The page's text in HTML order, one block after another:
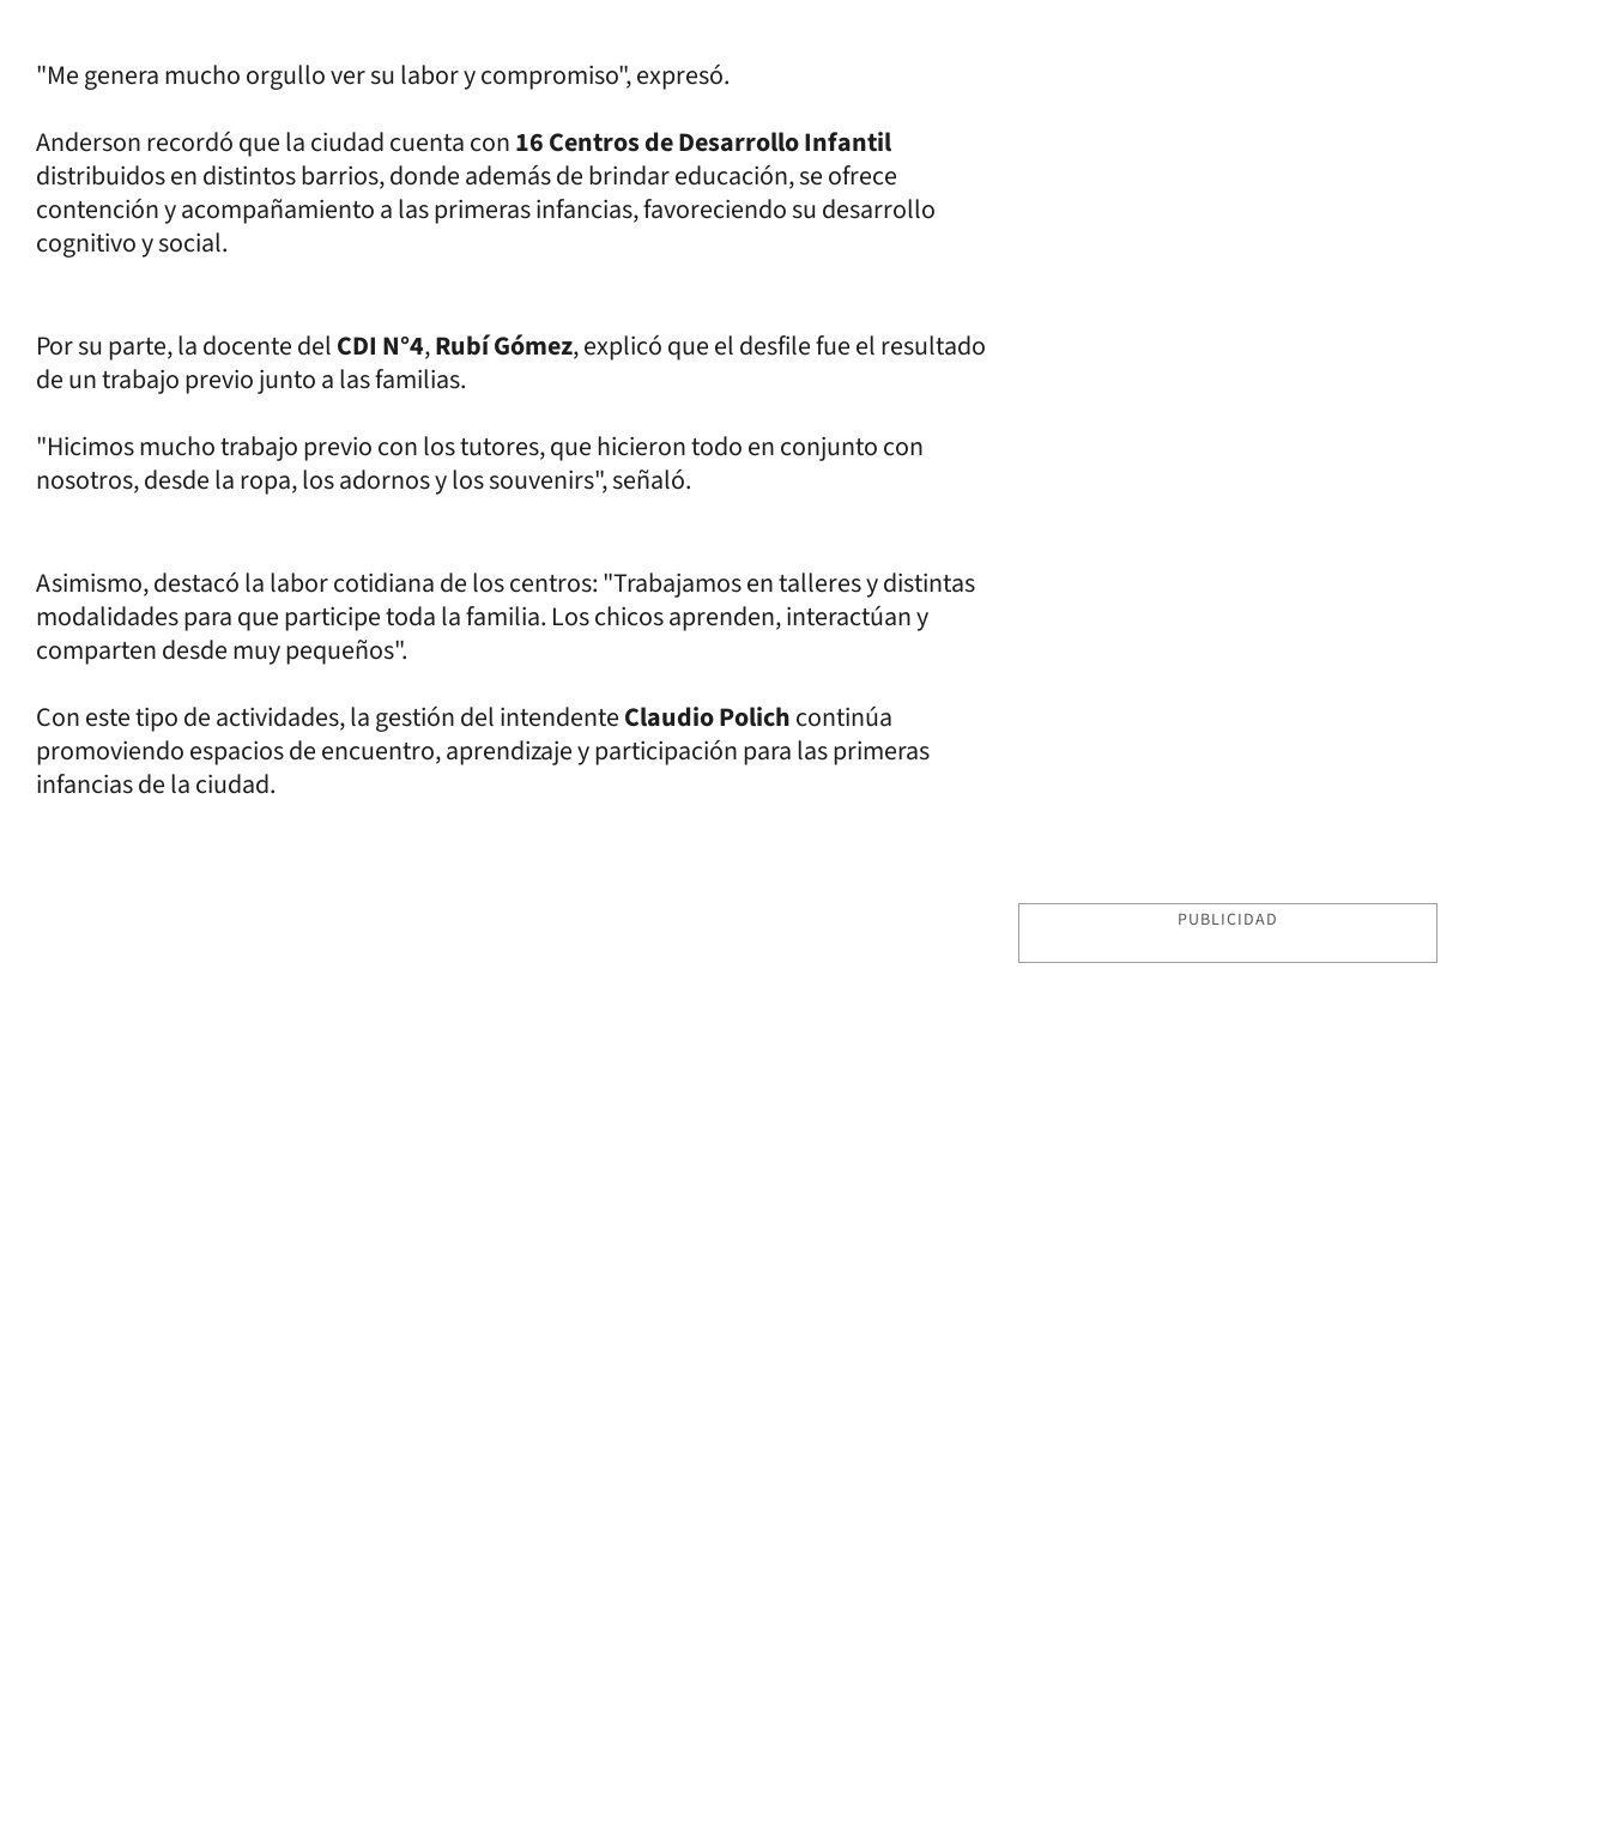
"Me genera mucho orgullo ver su labor y compromiso", expresó.
Anderson recordó que la ciudad cuenta con16 Centros de Desarrollo Infantil
distribuidos en distintos barrios, donde además de brindar educación, se ofrece
contención y acompañamiento a las primeras infancias, favoreciendo su desarrollo
cognitivo y social.
Por su parte, la docente delCDI N°4,Rubí Gómez, explicó que el desfile fue el resultado
de un trabajo previo junto a las familias.
"Hicimos mucho trabajo previo con los tutores, que hicieron todo en conjunto con
nosotros, desde la ropa, los adornos y los souvenirs", señaló.
Asimismo, destacó la labor cotidiana de los centros: "Trabajamos en talleres y distintas
modalidades para que participe toda la familia. Los chicos aprenden, interactúan y
comparten desde muy pequeños".
Con este tipo de actividades, la gestión del intendenteClaudio Polichcontinúa
promoviendo espacios de encuentro, aprendizaje y participación para las primeras
infancias de la ciudad.
PUBLICIDAD